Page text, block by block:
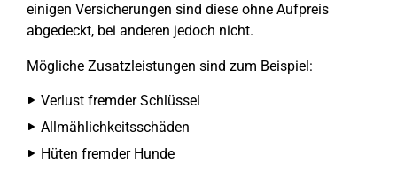
einigen Versicherungen sind diese ohne Aufpreis
abgedeckt, bei anderen jedoch nicht.
Mögliche Zusatzleistungen sind zum Beispiel:
Verlust fremder Schlüssel
Allmählichkeitsschäden
Hüten fremder Hunde